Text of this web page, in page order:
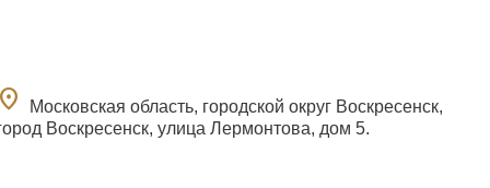
Московская область, городской округ Воскресенск,
Воскресенск, улица Лермонтова, дом 5.